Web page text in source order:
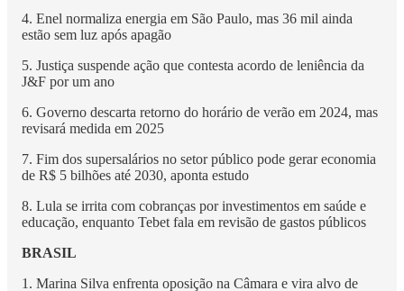
4. Enel normaliza energia em São Paulo, mas 36 mil ainda
estão sem luz após apagão
5. Justiça suspende ação que contesta acordo de leniência da
J&F por um ano
6. Governo descarta retorno do horário de verão em 2024, mas
revisará medida em 2025
7. Fim dos supersalários no setor público pode gerar economia
de R$ 5 bilhões até 2030, aponta estudo
8. Lula se irrita com cobranças por investimentos em saúde e
educação, enquanto Tebet fala em revisão de gastos públicos
BRASIL
1. Marina Silva enfrenta oposição na Câmara e vira alvo de